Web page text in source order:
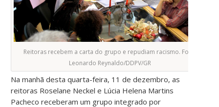
Reitoras recebem a carta do grupo e repudiam racismo. Foto:
Leonardo Reynaldo/DDPV/GR
Na manhã desta quarta-feira, 11 de dezembro, as
reitoras Roselane Neckel e Lúcia Helena Martins
Pacheco receberam um grupo integrado por